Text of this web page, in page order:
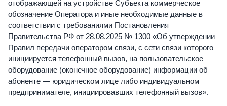
отображающей на устройстве Субъекта коммерческое
обозначение Оператора и иные необходимые данные в
соответствии с требованиями Постановления
Правительства РФ от 28.08.2025 № 1300 «Об утверждении
Правил передачи оператором связи, с сети связи которого
инициируется телефонный вызов, на пользовательское
оборудование (оконечное оборудование) информации об
абоненте — юридическом лице либо индивидуальном
предпринимателе, инициировавших телефонный вызов».